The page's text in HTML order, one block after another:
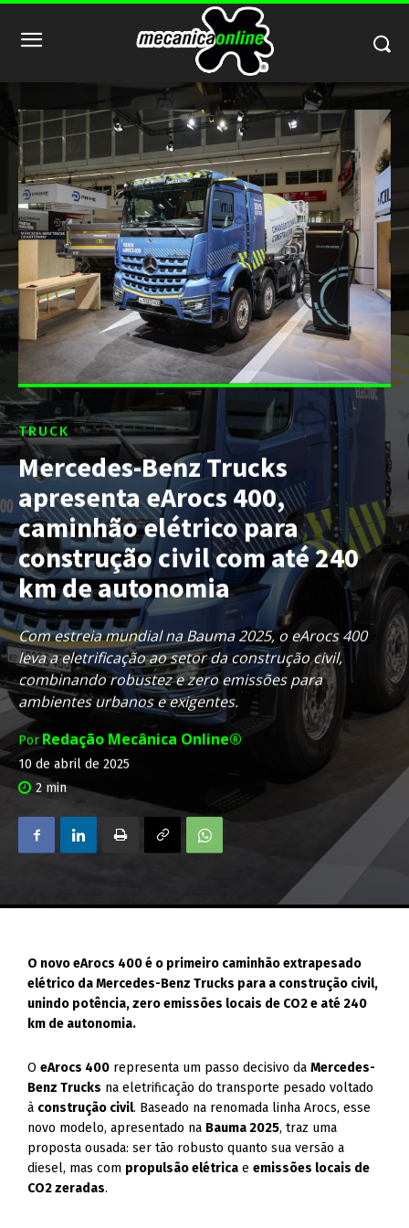
TRUCK
Mercedes-Benz Trucks
apresenta eArocs 400,
caminhão elétrico para
construção civil com até 240
km de autonomia
Com estreia mundial na Bauma 2025, o eArocs 400
leva a eletrificação ao setor da construção civil,
combinando robustez e zero emissões para
ambientes urbanos e exigentes.
Por Redação Mecânica Online®
10 de abril de 2025
2 min
O novo eArocs 400 é o primeiro caminhão extrapesado
elétrico da Mercedes-Benz Trucks para a construção civil,
unindo potência, zero emissões locais de CO2 e até 240
km de autonomia.
OeArocs 400 representa um passo decisivo daMercedes-
Benz Trucks na eletrificação do transporte pesado voltado
à construção civil. Baseado na renomada linha Arocs, esse
novo modelo, apresentado na Bauma 2025, traz uma
proposta ousada: ser tão robusto quanto sua versão a
diesel, mas com propulsão elétrica eemissões locais de
CO2 zeradas.